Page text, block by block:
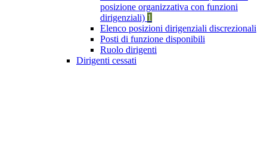
posizione organizzativa con funzioni
dirigenziali) 1
Elenco posizioni dirigenziali discrezionali
Posti di funzione disponibili
Ruolo dirigenti
Dirigenti cessati